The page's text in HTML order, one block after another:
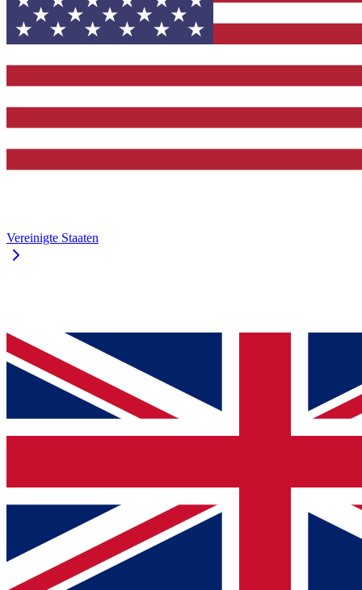
Vereinigte Staaten